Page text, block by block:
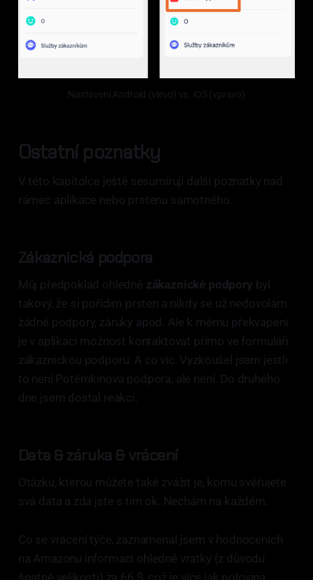
Nastavení Android (vlevo) vs. iOS (vpravo)
Ostatní poznatky
V této kapitolce ještě sesumírují další poznatky nad
rámec aplikace nebo prstenu samotného.
Zákaznická podpora
Můj předpoklad ohledně zákaznické podpory byl
takový, že si pořídím prsten a nikdy se už nedovolám
žádné podpory, záruky apod. Ale k mému překvapení
je v aplikaci možnost kontaktovat přímo ve formuláři
zákaznickou podporu. A co víc. Vyzkoušel jsem jestli
to není Potěmkinova podpora, ale není. Do druhého
dne jsem dostal reakci.
Data & záruka & vrácení
Otázku, kterou můžete také zvážit je, komu svěřujete
svá data a zda jste s tím ok. Nechám na každém.
Co se vrácení týče, zaznamenal jsem v hodnoceních
na Amazonu informaci ohledně vratky (z důvodu